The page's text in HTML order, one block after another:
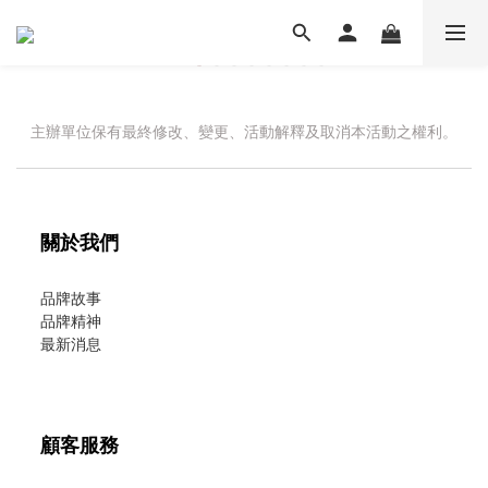
主辦單位保有最終修改、變更、活動解釋及取消本活動之權利。
關於我們
品牌故事
品牌精神
最新消息
顧客服務